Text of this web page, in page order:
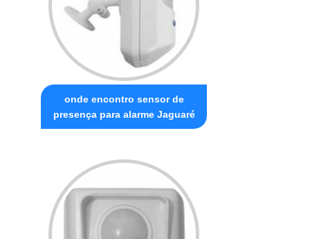
onde encontro sensor de
presença para alarme Jaguaré